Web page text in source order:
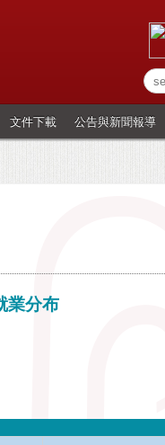
文件下載 公告與新聞報導
業分布
畢業生